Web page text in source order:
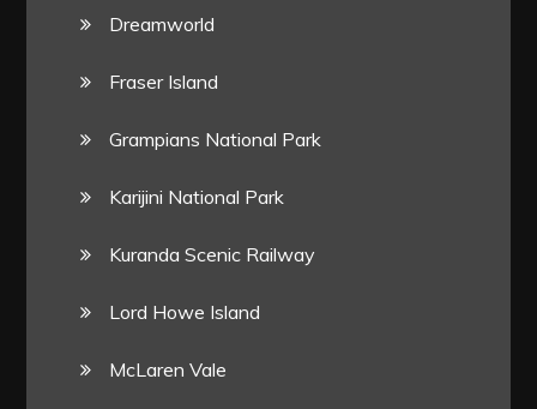
Dreamworld
Fraser Island
Grampians National Park
Karijini National Park
Kuranda Scenic Railway
Lord Howe Island
McLaren Vale